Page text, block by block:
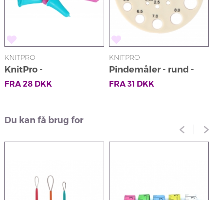
KNITPRO
KnitPro -
Pindebeskyttere
FRA 28DKK
KNITPRO
Pindemåler - rund -
beige
FRA 31 DKK
Du kan få brug for